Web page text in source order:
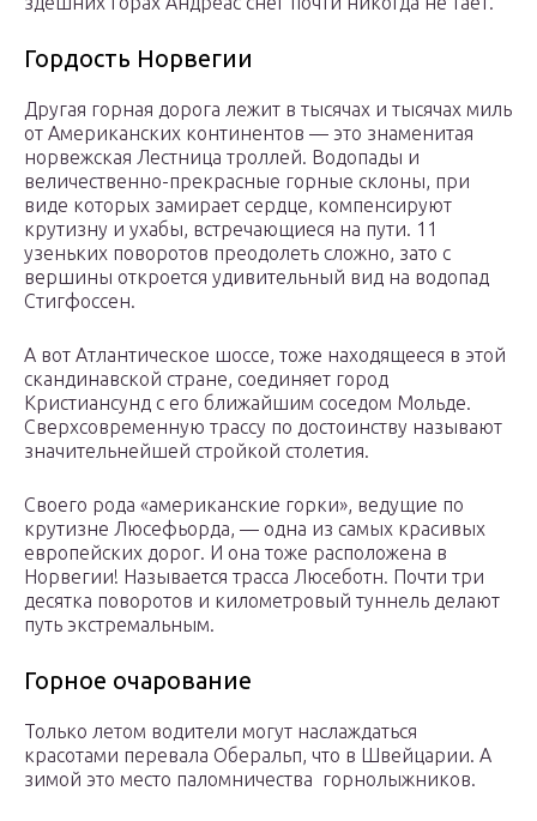
Гордость Норвегии
Другая горная дорога лежит в тысячах и тысячах миль
от Американских континентов — это знаменитая
норвежская Лестница троллей. Водопады и
величественно-прекрасные горные склоны, при
виде которых замирает сердце, компенсируют
крутизну и ухабы, встречающиеся на пути. 11
узеньких поворотов преодолеть сложно, зато с
вершины откроется удивительный вид на водопад
Стигфоссен.
А вот Атлантическое шоссе, тоже находящееся в этой
скандинавской стране, соединяет город
Кристиансунд с его ближайшим соседом Мольде.
Сверхсовременную трассу по достоинству называют
значительнейшей стройкой столетия.
Своего рода «американские горки», ведущие по
крутизне Люсефьорда, — одна из самых красивых
европейских дорог. И она тоже расположена в
Норвегии! Называется трасса Люсеботн. Почти три
десятка поворотов и километровый туннель делают
путь экстремальным.
Горное очарование
Только летом водители могут наслаждаться
красотами перевала Оберальп, что в Швейцарии. А
зимой это место паломничества горнолыжников.